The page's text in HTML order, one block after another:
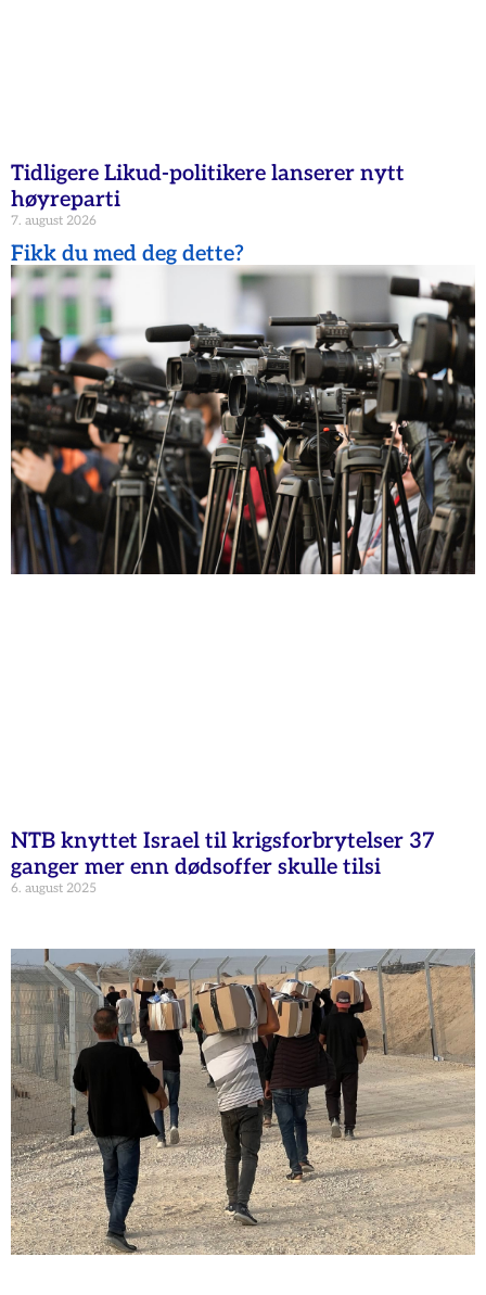
Tidligere Likud-politikere lanserer nytt
høyreparti
7. august 2026
Fikk du med deg dette?
NTB knyttet Israel til krigsforbrytelser 37
ganger mer enn dødsoffer skulle tilsi
6. august 2025